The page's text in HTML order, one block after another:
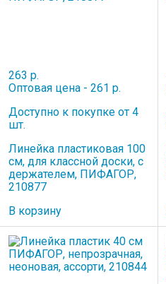
263 р.
Оптовая цена - 261 р.
Доступно к покупке от 4
шт.
Линейка пластиковая 100
см, для классной доски, с
держателем, ПИФАГОР,
210877
В корзину